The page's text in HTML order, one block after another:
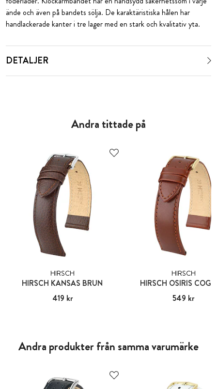
ände och även på bandets sölja. De karaktäristiska hålen har
handlackerade kanter i tre lager med en stark och kvalitativ yta.
DETALJER
Andra tittade på
HIRSCH
HIRSCH KANSAS BRUN
Pris:419 kr
419 kr
HIRSCH
HIRSCH OSIRIS
Pris:549 kr
549 kr
Andra produkter från samma varumärke